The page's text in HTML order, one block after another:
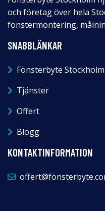
och företag över hela
fönstermontering,
SNABBLÄNKAR
Fönsterbyte Stockholm
Tjänster
Offert
Blogg
KONTAKTINFORMATION